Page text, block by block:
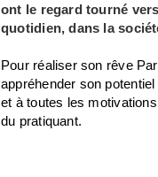
ont le regard tourné
quotidien, dans la
Pour réaliser son rêve
appréhender son
et à toutes les
du pratiquant.